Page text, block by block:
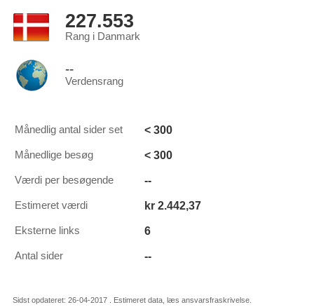
227.553
Rang i Danmark
--
Verdensrang
Månedlig antal sider set < 300
Månedlige besøg < 300
Værdi per besøgende --
Estimeret værdi kr 2.442,37
Eksterne links 6
Antal sider --
Sidst opdateret: 26-04-2017 . Estimeret data, læs ansvarsfraskrivelse.